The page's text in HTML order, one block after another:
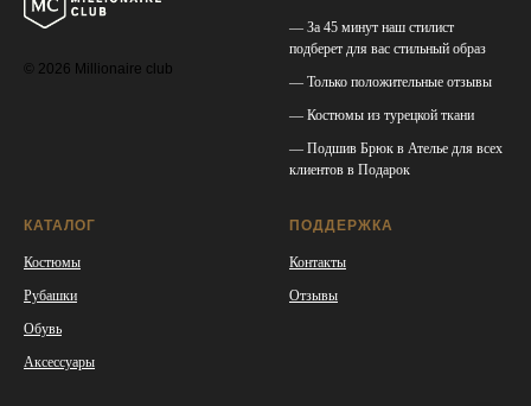
© 2026 Millionaire club
— За 45 минут наш стилист
подберет для вас стильный образ
— Только положительные отзывы
— Костюмы из турецкой ткани
— Подшив Брюк в Ателье для всех
клиентов в Подарок
КАТАЛОГ
Костюмы
Рубашки
Обувь
Аксессуары
ПОДДЕРЖКА
Контакты
Отзывы